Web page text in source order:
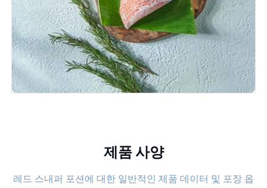
제품 사양
레드 스내퍼 포션에 대한 일반적인 제품 데이터 및 포장 옵